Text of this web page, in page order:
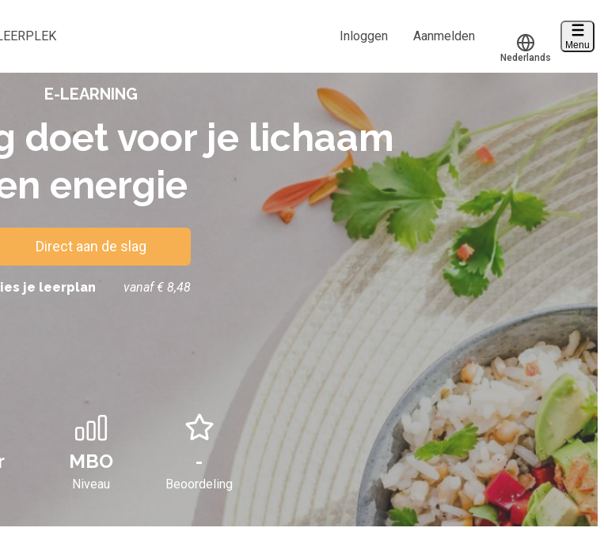
Start met leren
klantenservice@hobp.nl
Inloggen
Meer
Inloggen Aanmelden
Nederlands
Menu
E-LEARNING
doet voor je lichaam
energie
Direct aan de slag
je leerplan vanaf € 8,48
MBO -
Niveau Beoordeling